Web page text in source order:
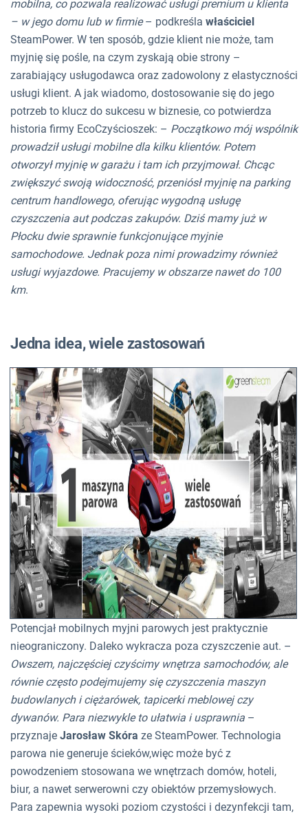
mobilna, co pozwala realizować usługi premium u klienta
– w jego domu lub w firmie– podkreśla właściciel
SteamPower. W ten sposób, gdzie klient nie może, tam
myjnię się pośle, na czym zyskają obie strony –
zarabiający usługodawca oraz zadowolony z elastyczności
usługi klient. A jak wiadomo, dostosowanie się do jego
potrzeb to klucz do sukcesu w biznesie, co potwierdza
historia firmy EcoCzyścioszek: – Początkowo mój wspólnik
prowadził usługi mobilne dla kilku klientów. Potem
otworzył myjnię w garażu i tam ich przyjmował. Chcąc
zwiększyć swoją widoczność, przeniósł myjnię na parking
centrum handlowego, oferując wygodną usługę
czyszczenia aut podczas zakupów. Dziś mamy już w
Płocku dwie sprawnie funkcjonujące myjnie
samochodowe. Jednak poza nimi prowadzimy również
usługi wyjazdowe. Pracujemy w obszarze nawet do 100
km.
Jedna idea, wiele zastosowań
Potencjał mobilnych myjni parowych jest praktycznie
nieograniczony. Daleko wykracza poza czyszczenie aut. –
Owszem, najczęściej czyścimy wnętrza samochodów, ale
równie często podejmujemy się czyszczenia maszyn
budowlanych i ciężarówek, tapicerki meblowej czy
dywanów. Para niezwykle to ułatwia i usprawnia –
przyznaje Jarosław Skóra ze SteamPower. Technologia
parowa nie generuje ścieków,więc może być z
powodzeniem stosowana we wnętrzach domów, hoteli,
biur, a nawet serwerowni czy obiektów przemysłowych.
Para zapewnia wysoki poziom czystości i dezynfekcji tam,